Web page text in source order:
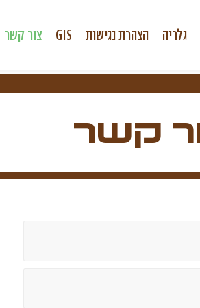
גלריה הצהרת נגישות GIS צור קשר
קשר